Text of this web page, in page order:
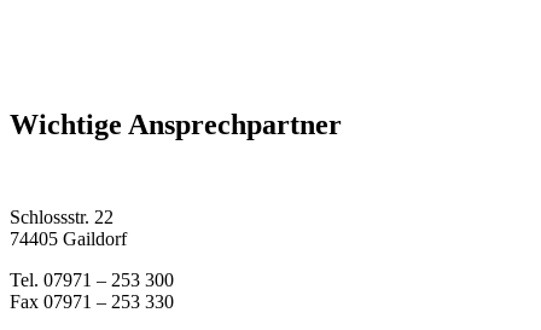
Wichtige Ansprechpartner
Schlossstr. 22
74405 Gaildorf
Tel. 07971 – 253 300
Fax 07971 – 253 330